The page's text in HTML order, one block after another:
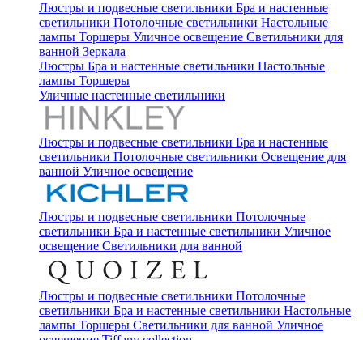
Люстры и подвесные светильники Бра и настенные
светильники Потолочные светильники Настольные
лампы Торшеры Уличное освещение Светильники для
ванной Зеркала
Люстры Бра и настенные светильники Настольные
лампы Торшеры
Уличные настенные светильники
Люстры и подвесные светильники Бра и настенные
светильники Потолочные светильники Освещение для
ванной Уличное освещение
Люстры и подвесные светильники Потолочные
светильники Бра и настенные светильники Уличное
освещение Светильники для ванной
Люстры и подвесные светильники Потолочные
светильники Бра и настенные светильники Настольные
лампы Торшеры Светильники для ванной Уличное